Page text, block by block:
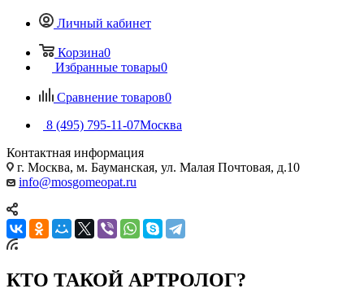
Личный кабинет
Корзина0
Избранные товары0
Сравнение товаров0
8 (495) 795-11-07Москва
Контактная информация
г. Москва, м. Бауманская, ул. Малая Почтовая, д.10
info@mosgomeopat.ru
КТО ТАКОЙ АРТРОЛОГ?